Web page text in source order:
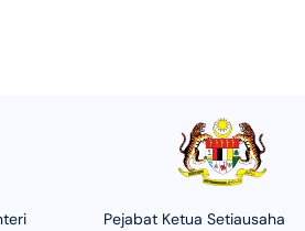
Pejabat Ketua Setiausaha